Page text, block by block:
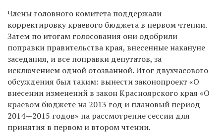
Члены головного комитета поддержали
корректировку краевого бюджета в первом чтении.
Затем по итогам голосования они одобрили
поправки правительства края, внесенные накануне
заседания, и все поправки депутатов, за
исключением одной отозванной. Итог двухчасового
обсуждения был таким: вынести законопроект «О
внесении изменений в закон Красноярского края «О
краевом бюджете на 2013 год и плановый период
2014—2015 годов» на рассмотрение сессии для
принятия в первом и втором чтении.